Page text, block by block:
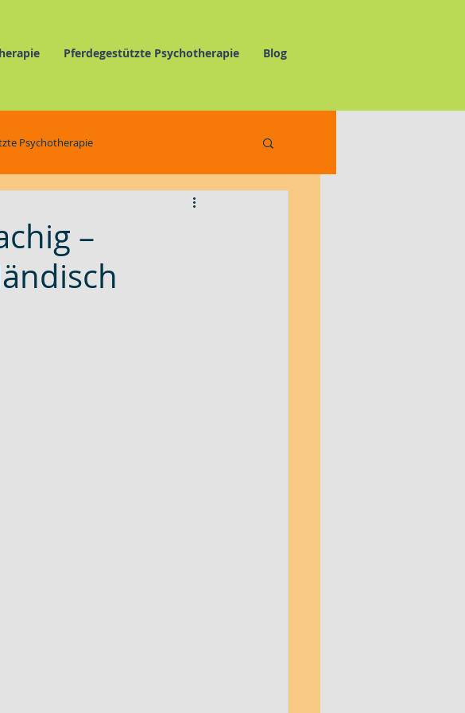
Pferdegestützte Psychotherapie Blog
Psychotherapie
–